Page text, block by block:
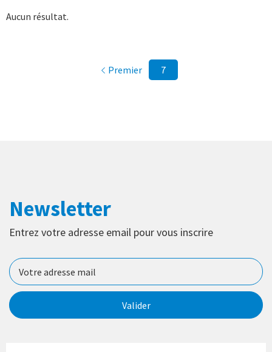
Aucun résultat.
Première page
Premier Page courante
7
Newsletter
Entrez votre adresse email pour vous inscrire
Valider